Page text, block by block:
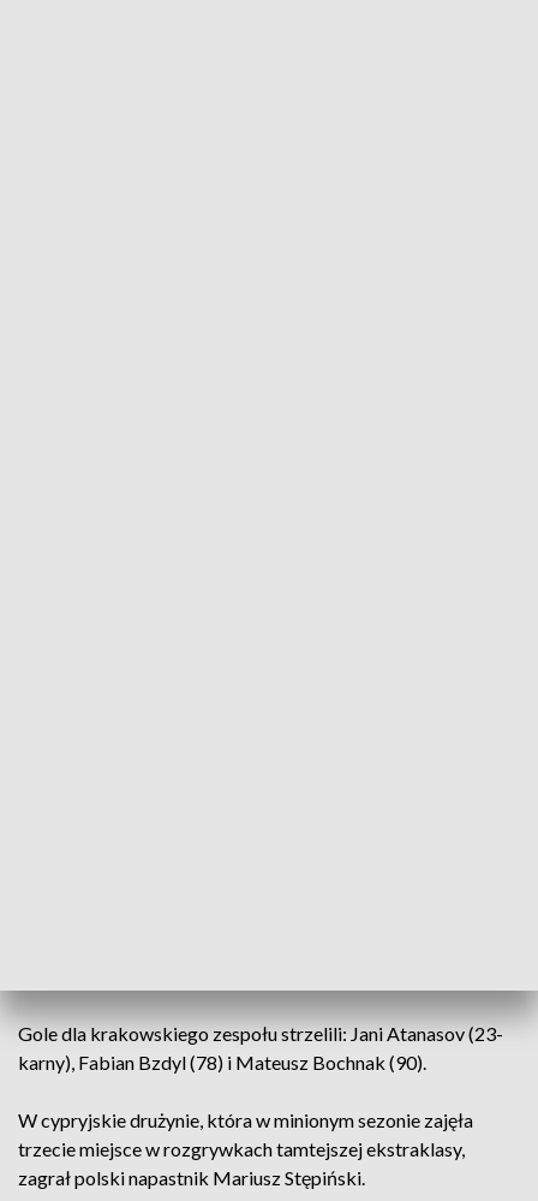
Gole dla krakowskiego zespołu strzelili: Jani Atanasov (23-
karny), Fabian Bzdyl (78) i Mateusz Bochnak (90).
W cypryjskie drużynie, która w minionym sezonie zajęła
trzecie miejsce w rozgrywkach tamtejszej ekstraklasy,
zagrał polski napastnik Mariusz Stępiński.